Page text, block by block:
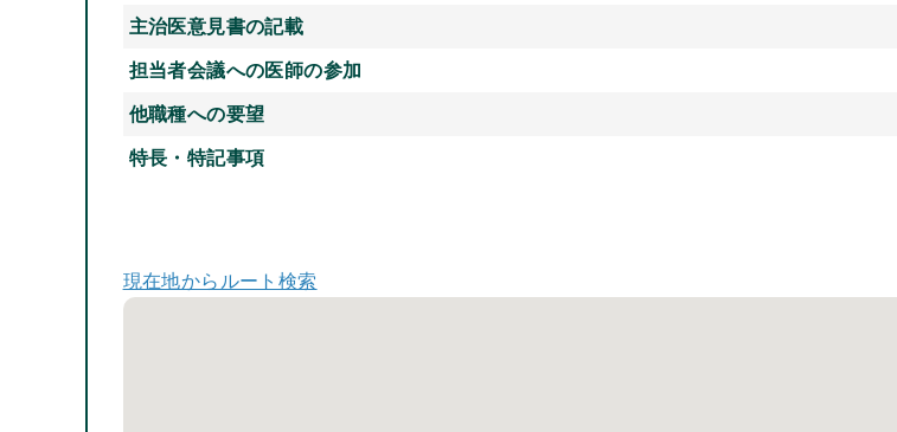
主治医意見書の記載
担当者会議への医師の参加
他職種への要望
特長・特記事項
現在地からルート検索